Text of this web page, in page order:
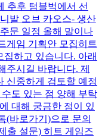
추후 텀블벅에서 선
발 오브 카오스- 생산
문 일정 올해 말이나
게임 기획안 모집히트
하고 있습니다. 아래
주시길 바랍니다. 제
신중하게 검토할 예정
도 있는 점 양해 부탁
대해 궁금한 점이 있
(바로가기)으로 문의
출 설문) 히트 게임즈